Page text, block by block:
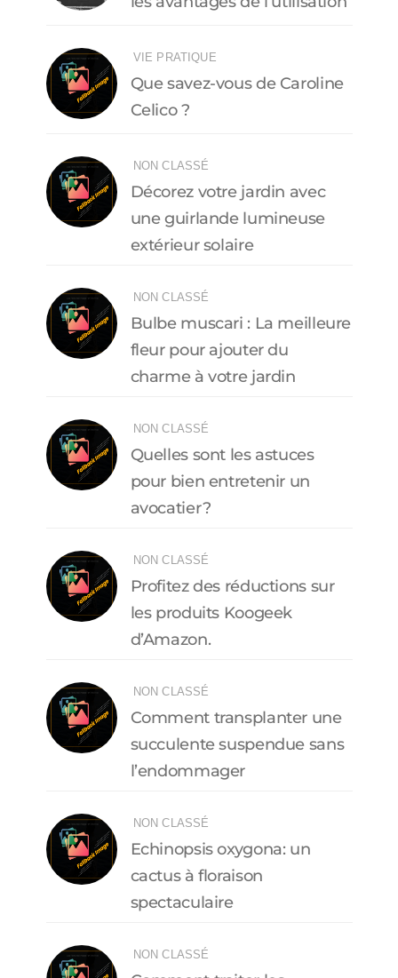
VIE PRATIQUE
Que savez-vous de Caroline
Celico ?
NON CLASSÉ
Décorez votre jardin avec
une guirlande lumineuse
extérieur solaire
NON CLASSÉ
Bulbe muscari : La meilleure
fleur pour ajouter du
charme à votre jardin
NON CLASSÉ
Quelles sont les astuces
pour bien entretenir un
avocatier ?
NON CLASSÉ
Profitez des réductions sur
les produits Koogeek
d’Amazon.
NON CLASSÉ
Comment transplanter une
succulente suspendue sans
l’endommager
NON CLASSÉ
Echinopsis oxygona: un
cactus à floraison
spectaculaire
NON CLASSÉ